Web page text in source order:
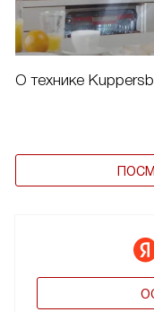
О технике